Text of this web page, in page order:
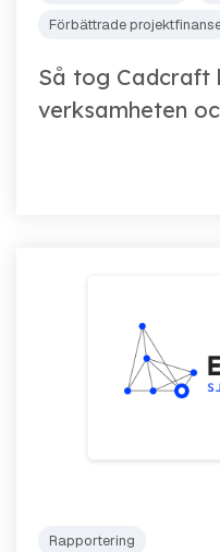
Förbättrade
Så tog Cadcraft
verksamheten
Rapportering